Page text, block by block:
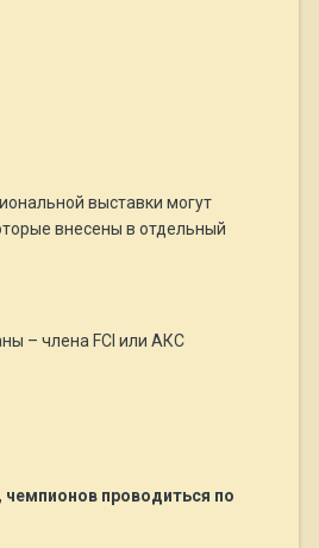
выставки могут
внесены в отдельный
– члена FCI или АКС
проводиться по